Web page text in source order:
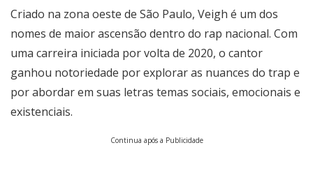
Criado na zona oeste de São Paulo, Veigh é um dos
nomes de maior ascensão dentro do rap nacional. Com
uma carreira iniciada por volta de 2020, o cantor
ganhou notoriedade por explorar as nuances do trap e
por abordar em suas letras temas sociais, emocionais e
existenciais.
Continua após a Publicidade